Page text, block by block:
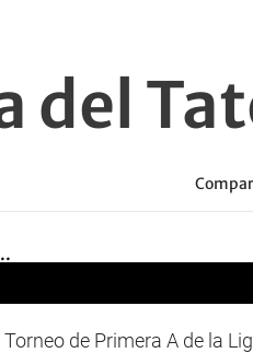
del
de Primera A de la